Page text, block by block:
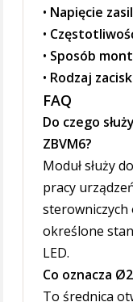
• Napięcie
•
• Sposób
• Rodzaj
FAQ
Do czego
ZBVM6?
Moduł służy
pracy
sterowniczych
określone
LED.
Co oznacza
To średnica